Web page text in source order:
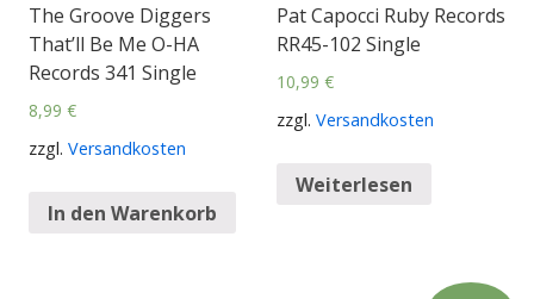
The Groove Diggers
That’ll Be Me O-HA
Records 341 Single
8,99 €
zzgl. Versandkosten
In den Warenkorb
Pat Capocci Ruby Records
RR45-102 Single
10,99 €
zzgl. Versandkosten
Weiterlesen